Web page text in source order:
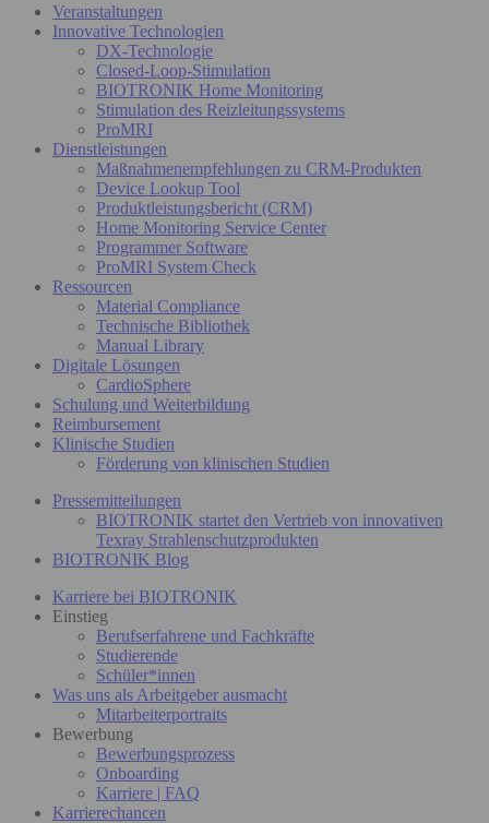
Veranstaltungen
Innovative Technologien
DX-Technologie
Closed-Loop-Stimulation
BIOTRONIK Home Monitoring
Stimulation des Reizleitungssystems
ProMRI
Dienstleistungen
Maßnahmenempfehlungen zu CRM-Produkten
Device Lookup Tool
Produktleistungsbericht (CRM)
Home Monitoring Service Center
Programmer Software
ProMRI System Check
Ressourcen
Material Compliance
Technische Bibliothek
Manual Library
Digitale Lösungen
CardioSphere
Schulung und Weiterbildung
Reimbursement
Klinische Studien
Förderung von klinischen Studien
Pressemitteilungen
BIOTRONIK startet den Vertrieb von innovativen
Texray Strahlenschutzprodukten
BIOTRONIK Blog
Karriere bei BIOTRONIK
Einstieg
Berufserfahrene und Fachkräfte
Studierende
Schüler*innen
Was uns als Arbeitgeber ausmacht
Mitarbeiterportraits
Bewerbung
Bewerbungsprozess
Onboarding
Karriere | FAQ
Karrierechancen